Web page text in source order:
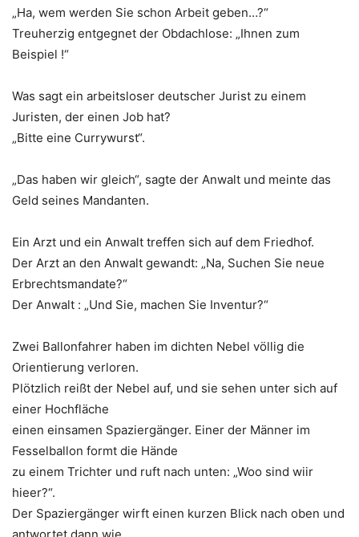
„Ha, wem werden Sie schon Arbeit geben…?“
Treuherzig entgegnet der Obdachlose: „Ihnen zum
Beispiel !“
Was sagt ein arbeitsloser deutscher Jurist zu einem
Juristen, der einen Job hat?
„Bitte eine Currywurst“.
„Das haben wir gleich“, sagte der Anwalt und meinte das
Geld seines Mandanten.
Ein Arzt und ein Anwalt treffen sich auf dem Friedhof.
Der Arzt an den Anwalt gewandt: „Na, Suchen Sie neue
Erbrechtsmandate?“
Der Anwalt : „Und Sie, machen Sie Inventur?“
Zwei Ballonfahrer haben im dichten Nebel völlig die
Orientierung verloren.
Plötzlich reißt der Nebel auf, und sie sehen unter sich auf
einer Hochfläche
einen einsamen Spaziergänger. Einer der Männer im
Fesselballon formt die Hände
zu einem Trichter und ruft nach unten: „Woo sind wiir
hieer?“.
Der Spaziergänger wirft einen kurzen Blick nach oben und